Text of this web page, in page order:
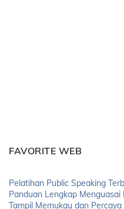
FAVORITE WEB
Pelatihan Public Speaking
Panduan Lengkap
Tampil Memukau dan Percaya